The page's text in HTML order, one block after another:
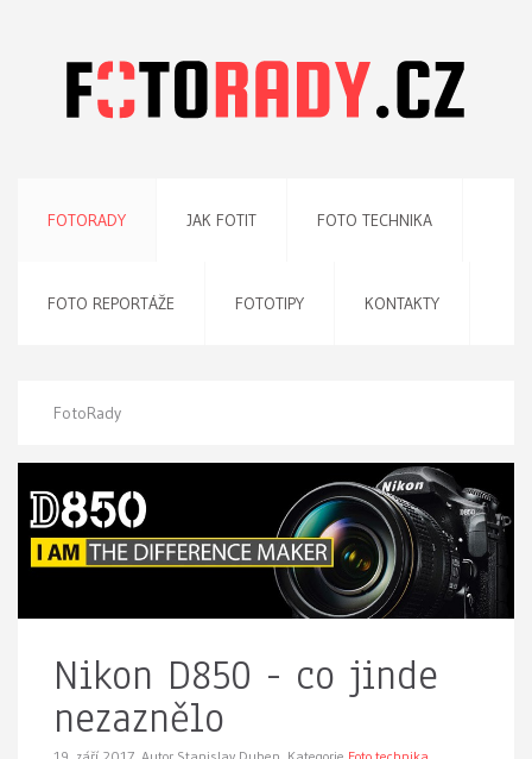
FOTORADY JAK FOTIT FOTO TECHNIKA
FOTO REPORTÁŽE FOTOTIPY KONTAKTY
FotoRady
Nikon D850 - co jinde
nezaznělo